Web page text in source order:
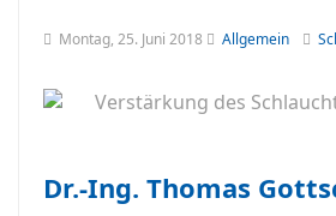
Montag, 25. Juni 2018 Allgemein
Dr.-Ing. Thomas